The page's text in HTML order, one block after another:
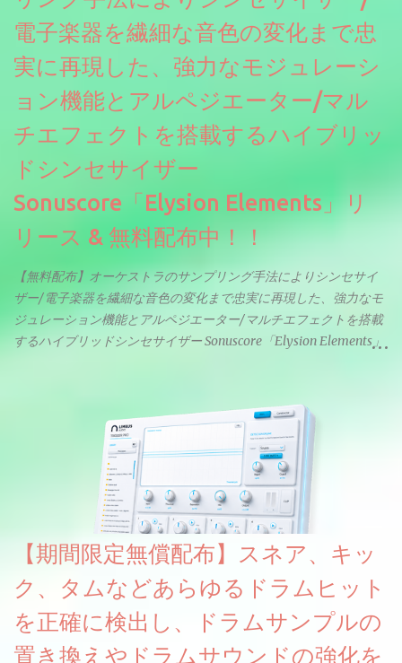
電子楽器を繊細な音色の変化まで忠
実に再現した、強力なモジュレーシ
ョン機能とアルペジエーター/マル
チエフェクトを搭載するハイブリッ
ドシンセサイザー
Sonuscore「Elysion Elements」リ
リース & 無料配布中！！
【無料配布】オーケストラのサンプリング手法によりシンセサイ
ザー/電子楽器を繊細な音色の変化まで忠実に再現した、強力なモ
ジュレーション機能とアルペジエーター/マルチエフェクトを搭載
するハイブリッドシンセサイザー Sonuscore「Elysion Elements」
えるようになっています。総容量も7GBを超えます。複数の設定に
より音色が作りこまれているため、あらかじめアルペジオがプロ
グラムされているプリセットも多いですが、アルペジオを切るこ
とももちろんできます。 ほとんどのシンセライブラリは、音を一
度サンプリングしてベロシティで音量を調整します。 しかし、
ELYSIONは違います。ビンテージシンセを含む様々な音源から、
複数のベロシティレイヤーにわたって録音し、各レイヤーを整形
することで、弱く演奏した場合と強く演奏した場合で、全く異な
る音色が得られます。単に音量を変えただけの同じ音ではありま
せん。
【期間限定無償配布】スネア、キッ
ク、タムなどあらゆるドラムヒット
を正確に検出し、ドラムサンプルの
置き換えやドラムサウンドの強化を